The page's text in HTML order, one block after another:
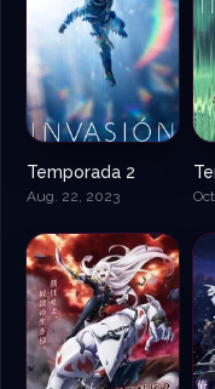
Temporada 2
Aug. 22, 2023